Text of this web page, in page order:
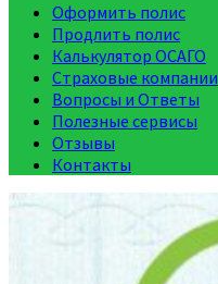
Оформить полис
Продлить полис
Калькулятор ОСАГО
Страховые компании
Вопросы и Ответы
Полезные сервисы
Отзывы
Контакты